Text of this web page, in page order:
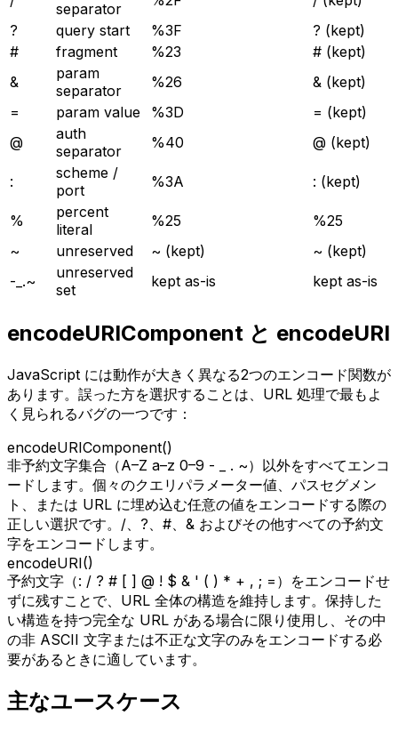
separator
?
query start %3F
? (kept)
#
fragment %23
# (kept)
&
param
separator
%26
& (kept)
=
param value %3D
= (kept)
@
auth
separator
%40 @ (kept)
:
scheme /
port
%3A : (kept)
%
percent
literal
%25
%25
~
unreserved ~ (kept)
~ (kept)
-_.~
unreserved
set
kept as-is kept as-is
encodeURIComponent と encodeURI
JavaScript には動作が大きく異なる2つのエンコード関数が
あります。誤った方を選択することは、URL 処理で最もよ
く見られるバグの一つです：
encodeURIComponent()
非予約文字集合（A–Z a–z 0–9 - _ . ~）以外をすべてエンコ
ードします。個々のクエリパラメーター値、パスセグメン
ト、または URL に埋め込む任意の値をエンコードする際の
正しい選択です。/、?、#、& およびその他すべての予約文
字をエンコードします。
encodeURI()
予約文字（: / ? # [ ] @ ! $ & ' ( ) * + , ; =）をエンコードせ
ずに残すことで、URL 全体の構造を維持します。保持した
い構造を持つ完全な URL がある場合に限り使用し、その中
の非 ASCII 文字または不正な文字のみをエンコードする必
要があるときに適しています。
主なユースケース